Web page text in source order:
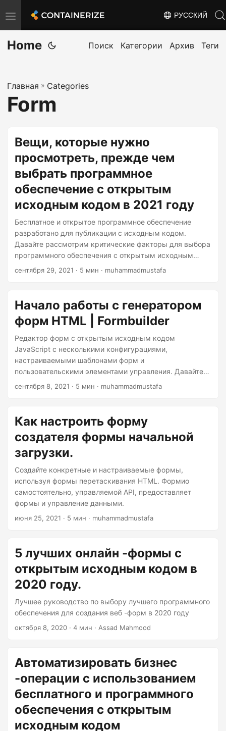
T
o
g
e
n
РУССКИЙ
Home Поиск Категории Архив Теги
Главная » Categories
Form
Вещи, которые нужно
просмотреть, прежде чем
выбрать программное
обеспечение с открытым
исходным кодом в 2021 году
Бесплатное и открытое программное обеспечение
разработано для публикации с исходным кодом.
Давайте рассмотрим критические факторы для выбора
программного обеспечения с открытым исходным
кодом.
сентября 29, 2021 · 5 мин · muhammadmustafa
Начало работы с генератором
форм HTML | Formbuilder
Редактор форм с открытым исходным кодом
JavaScript с несколькими конфигурациями,
настраиваемыми шаблонами форм и
пользовательскими элементами управления. Давайте
научимся настроить FormBuilder.
сентября 8, 2021 · 5 мин · muhammadmustafa
Как настроить форму
создателя формы начальной
загрузки.
Создайте конкретные и настраиваемые формы,
используя формы перетаскивания HTML. Формио
самостоятельно, управляемой API, предоставляет
формы и управление данными.
июня 25, 2021 · 5 мин · muhammadmustafa
5 лучших онлайн -формы с
открытым исходным кодом в
2020 году.
Лучшее руководство по выбору лучшего программного
обеспечения для создания веб -форм в 2020 году
октября 8, 2020 · 4 мин · Assad Mahmood
Автоматизировать бизнес
-операции с использованием
бесплатного и программного
обеспечения с открытым
исходным кодом